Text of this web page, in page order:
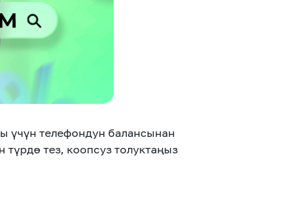
үчүн телефондун балансынан
тез, коопсуз толуктаңыз